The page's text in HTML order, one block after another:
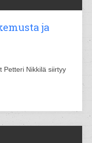
ja
Petteri Nikkilä siirtyy